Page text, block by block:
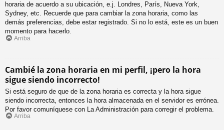
horaria de acuerdo a su ubicación, e.j. Londres, París, Nueva York,
Sydney, etc. Recuerde que para cambiar la zona horaria, como las
demás preferencias, debe estar registrado. Si no lo está, este es un buen
momento para hacerlo.
Arriba
Cambié la zona horaria en mi perfil, ¡pero la hora
sigue siendo incorrecto!
Si está seguro de que de la zona horaria es correcta y la hora sigue
siendo incorrecta, entonces la hora almacenada en el servidor es errónea.
Por favor comuníquese con La Administración para corregir el problema.
Arriba